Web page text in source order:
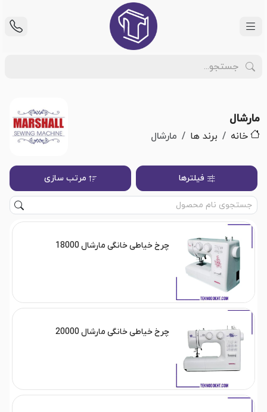
مارشال
خانه برند ها مارشال
فیلترها مرتب سازی
چرخ خیاطی خانگی مارشال 18000
چرخ خیاطی خانگی مارشال 20000